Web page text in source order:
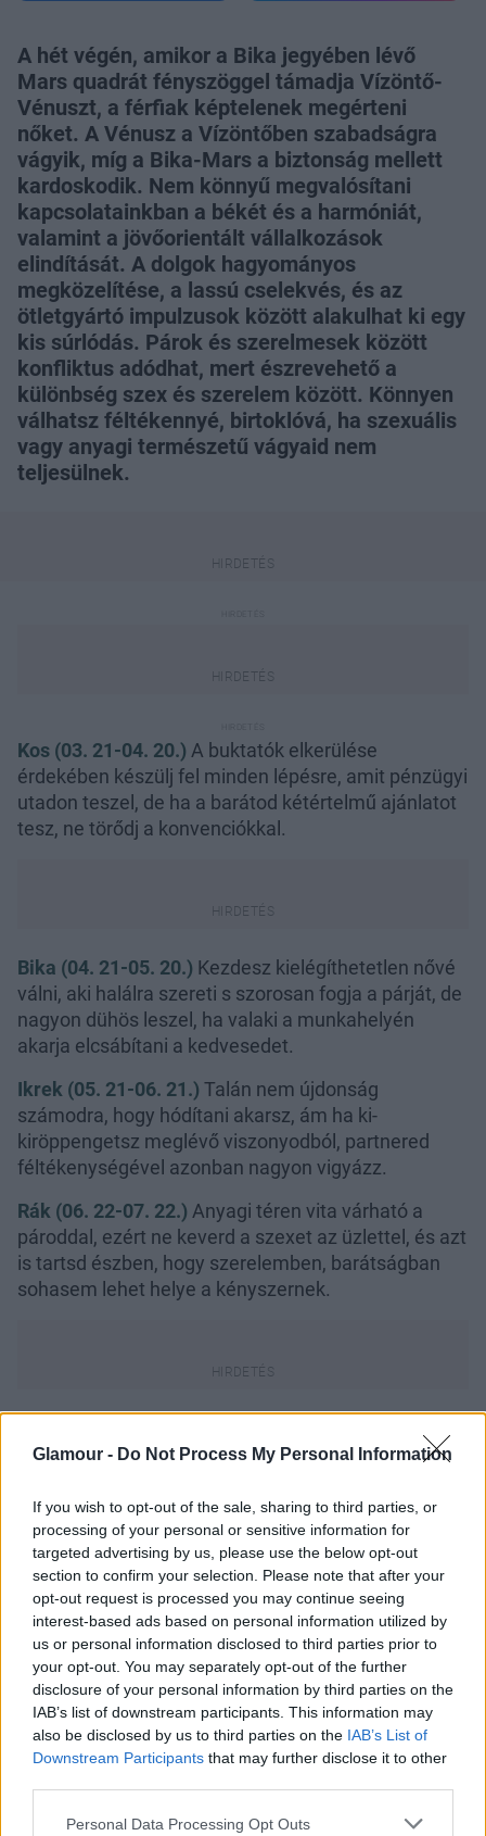
Glamour - Do Not Process My Personal Information
If you wish to opt-out of the sale, sharing to third parties, or
processing of your personal or sensitive information for
targeted advertising by us, please use the below opt-out
section to confirm your selection. Please note that after your
opt-out request is processed you may continue seeing
interest-based ads based on personal information utilized by
us or personal information disclosed to third parties prior to
your opt-out. You may separately opt-out of the further
disclosure of your personal information by third parties on the
IAB’s list of downstream participants. This information may
also be disclosed by us to third parties on the IAB’s List of
Downstream Participants that may further disclose it to other
Please note that this website/app uses one or more Google
Personal Data Processing Opt Outs
A hét végén, amikor a Bika jegyében lévő
Mars quadrát fényszöggel támadja Vízöntő-
Vénuszt, a férfiak képtelenek megérteni
nőket. A Vénusz a Vízöntőben szabadságra
vágyik, míg a Bika-Mars a biztonság mellett
kardoskodik. Nem könnyű megvalósítani
kapcsolatainkban a békét és a harmóniát,
valamint a jövőorientált vállalkozások
elindítását. A dolgok hagyományos
megközelítése, a lassú cselekvés, és az
ötletgyártó impulzusok között alakulhat ki egy
kis súrlódás. Párok és szerelmesek között
konfliktus adódhat, mert észrevehető a
különbség szex és szerelem között. Könnyen
válhatsz féltékennyé, birtoklóvá, ha szexuális
vagy anyagi természetű vágyaid nem
teljesülnek.
Kos (03. 21-04. 20.) A buktatók elkerülése
érdekében készülj fel minden lépésre, amit pénzügyi
utadon teszel, de ha a barátod kétértelmű ajánlatot
tesz, ne törődj a konvenciókkal.
Bika (04. 21-05. 20.) Kezdesz kielégíthetetlen nővé
válni, aki halálra szereti s szorosan fogja a párját, de
nagyon dühös leszel, ha valaki a munkahelyén
akarja elcsábítani a kedvesedet.
Ikrek (05. 21-06. 21.) Talán nem újdonság
számodra, hogy hódítani akarsz, ám ha ki-
kiröppengetsz meglévő viszonyodból, partnered
féltékenységével azonban nagyon vigyázz.
Rák (06. 22-07. 22.) Anyagi téren vita várható a
pároddal, ezért ne keverd a szexet az üzlettel, és azt
is tartsd észben, hogy szerelemben, barátságban
sohasem lehet helye a kényszernek.
kapcsolatodnak rossz következménye lehet, de arról
majd úgy fog táncolni, ahogy te fütyülsz.
Szűz (08. 24-09. 23.)Vigyázz arra, nehogy
valamiben korlátozd munkahelyi kedvesedet vagy
üzlettársadat, de a szoros együttlét és a közös üzlet
is sokat árthat a kapcsolatodnak.
Mérleg (09. 24-10. 23.)Mivel a párod bosszúból
vagy szexuális szolgáltatásai miatt
megdézsmálhatja a bankszámládat, kerülnöd kell
minden érzelmi és pénzügyi bonyodalmat.
Skorpió (10. 24-11. 22.)Mivel a pasid nem ülhet
egész életében otthon és a szoros együttélés is